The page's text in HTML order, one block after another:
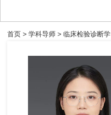
首页 > 学科导师 > 临床检验诊断学